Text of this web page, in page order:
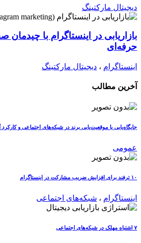
دیجیتال مارکتینگ
بازاریابی در اینستاگرام با
حرفه‌ای
اینستاگرام ، دیجیتال مارکتینگ
آخرین مطالب
جایگاه‌یابی یا موقعیت‌یابی برند در شبکه‌های اجتماعی و کارکرد
عمومی
۱۰ ترفند برای افزایش ضریب مشارکت در اینستاگرام
اینستاگرام ، شبکه‌های اجتماعی
۷ اشتباه مهلک در شبکه‌های اجتماعی